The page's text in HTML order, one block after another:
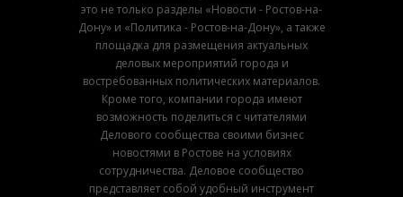
это не только разделы «Новости - Ростов-на-
Дону» и «Политика - Ростов-на-Дону», а также
площадка для размещения актуальных
деловых мероприятий города и
востребованных политических материалов.
Кроме того, компании города имеют
возможность поделиться с читателями
Делового сообщества своими бизнес
новостями в Ростове на условиях
сотрудничества. Деловое сообщество
представляет собой удобный инструмент